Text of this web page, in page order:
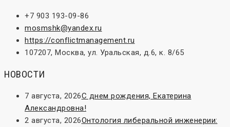
+7 903 193-09-86
mosmshk@yandex.ru
https://conflictmanagement.ru
107207, Москва, ул. Уральская, д.6, к. 8/65
НОВОСТИ
7 августа, 2026С днем рождения, Екатерина
Александровна!
2 августа, 2026Онтология либеральной инженерии: